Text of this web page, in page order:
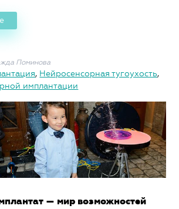
Поминова
, Нейросенсорная тугоухость,
имплантации
— мир возможностей